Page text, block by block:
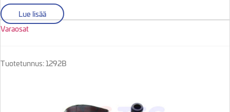
Lue lisää
Varaosat
Tuotetunnus: 1292B